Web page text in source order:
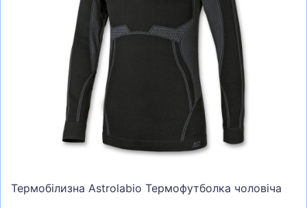
ШОЛОМИ, ЗАХИСТ, ОКУЛЯРИ
БІГ, ФІТНЕС, М'ЯЧІ
ВЕЛОСИПЕДИ
САМОКАТИ
ТЕНІС, БАДМІНТОН
ВОДНІ ВИДИ СПОРТУ
ТУРИЗМ
Термобілизна Astrolabio Термофутболка чоловіча